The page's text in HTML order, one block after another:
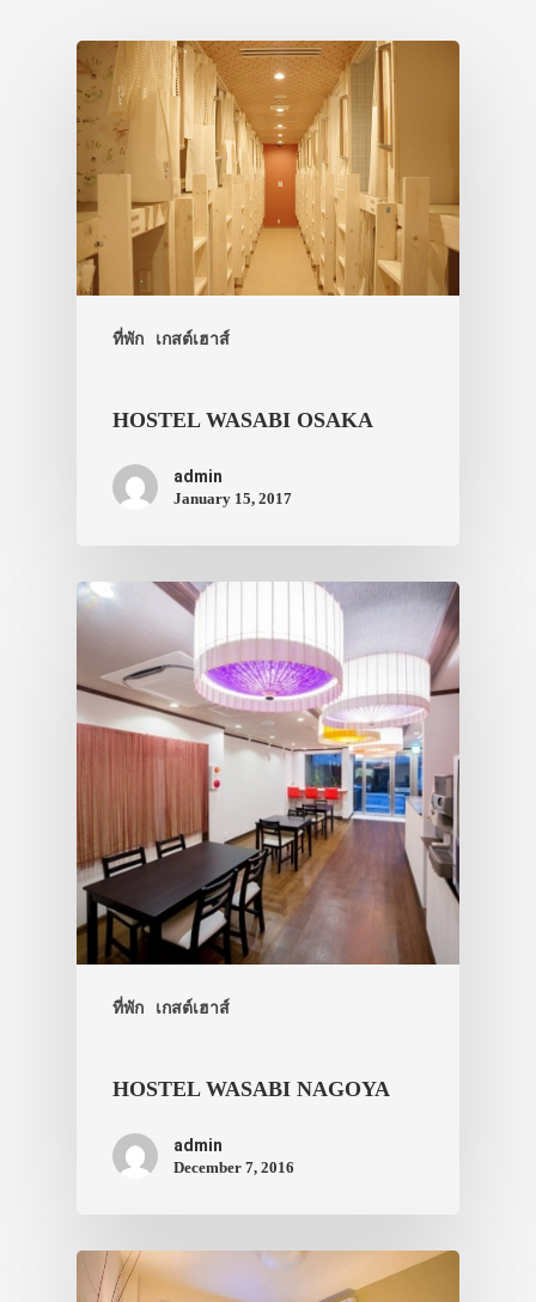
ที่พัก เกสต์เฮาส์
HOSTEL WASABI OSAKA
admin
January 15, 2017
ที่พัก เกสต์เฮาส์
HOSTEL WASABI NAGOYA
admin
December 7, 2016